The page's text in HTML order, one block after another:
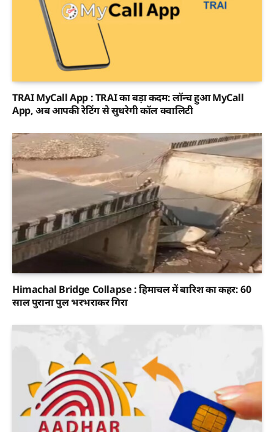
TRAI MyCall App : TRAI का बड़ा कदम: लॉन्च हुआ MyCall
App, अब आपकी रेटिंग से सुधरेगी कॉल क्वालिटी
Himachal Bridge Collapse : हिमाचल में बारिश का कहर: 60
साल पुराना पुल भरभराकर गिरा